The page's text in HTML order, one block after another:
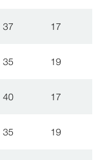
37 17
35 19
40 17
35 19